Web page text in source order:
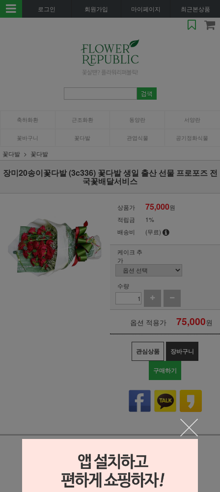
로그인 회원가입 마이페이지 최근본상품
축하화환 근조화환 동양란 서양란
꽃바구니 꽃다발 관엽식물 공기정화식물
꽃다발 꽃다발
장미20송이꽃다발 (3c336) 꽃다발 생일 출산 선물 프로포즈 전
국꽃배달서비스
상품가 75,000원
적립금
1%
배송비
(무료)
케이크 추
가
수량
옵션 적용가 75,000원
관심상품 장바구니
구매하기
상세정보 새창 열기
상세 정보를 확대해 보실 수 있습니다.